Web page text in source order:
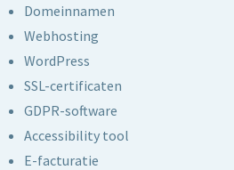
Domeinnamen
Webhosting
WordPress
SSL-certificaten
GDPR-software
Accessibility tool
E-facturatie